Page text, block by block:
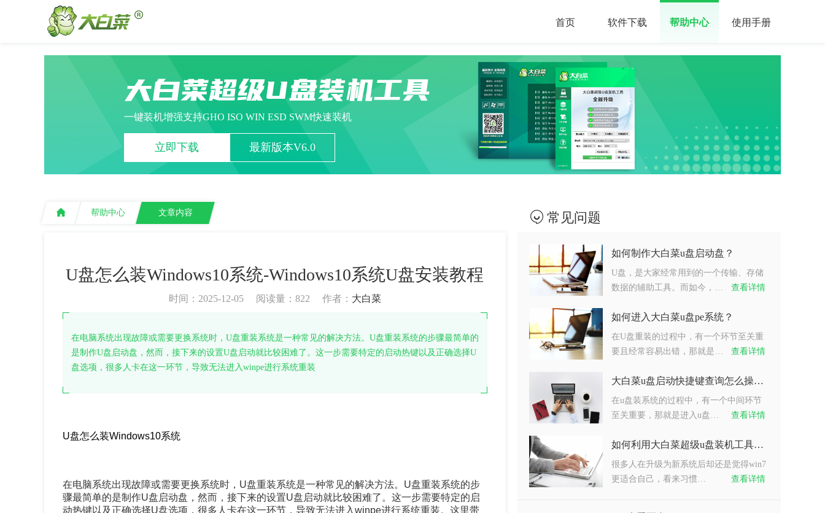
首页 软件下载 帮助中心 使用手册
大白菜超级U盘装机工具
一键装机增强支持GHO ISO WIN ESD SWM快速装机
立即下载 最新版本V6.0
帮助中心 文章内容
U盘怎么装Windows10系统-Windows10系统U盘安装教程
时间：2025-12-05 阅读量： 822 作者： 大白菜
在电脑系统出现故障或需要更换系统时，U盘重装系统是一种常见的解决方法。U盘重装系统的步骤最简单的
是制作U盘启动盘，然而，接下来的设置U盘启动就比较困难了。这一步需要特定的启动热键以及正确选择U
盘选项，很多人卡在这一环节，导致无法进入winpe进行系统重装
U盘怎么装Windows10系统
在电脑系统出现故障或需要更换系统时，U盘重装系统是一种常见的解决方法。U盘重装系统的步
骤最简单的是制作U盘启动盘，然而，接下来的设置U盘启动就比较困难了。这一步需要特定的启
动热键以及正确选择U盘选项，很多人卡在这一环节，导致无法进入winpe进行系统重装。这里带
常见问题
如何制作大白菜u盘启动盘？
U盘，是大家经常用到的一个传输、存储
数据的辅助工具。而如今，…
查看详情
如何进入大白菜u盘pe系统？
在U盘重装的过程中，有一个环节至关重
要且经常容易出错，那就是…
查看详情
大白菜u盘启动快捷键查询怎么操作？
在u盘装系统的过程中，有一个中间环节
至关重要，那就是进入u盘…
查看详情
如何利用大白菜超级u盘装机工具重装系统win7？
很多人在升级为新系统后却还是觉得win7
更适合自己，看来习惯…
查看详情